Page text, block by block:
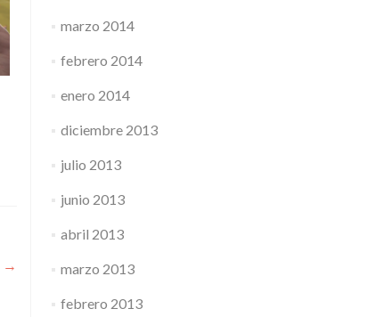
→
marzo 2014
febrero 2014
enero 2014
diciembre 2013
julio 2013
junio 2013
abril 2013
marzo 2013
febrero 2013